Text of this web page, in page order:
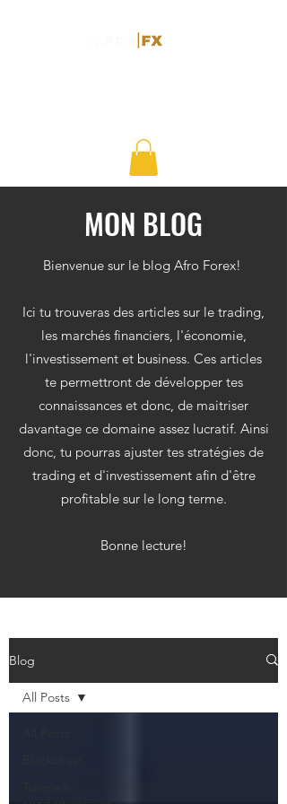
MON BLOG
Bienvenue sur le blog Afro Forex!
Ici tu trouveras des articles sur le trading,
les marchés financiers, l'économie,
l'investissement et business. Ces articles
te permettront de développer tes
connaissances et donc, de maitriser
davantage ce domaine assez lucratif. Ainsi
donc, tu pourras ajuster tes stratégies de
trading et d'investissement afin d'être
profitable sur le long terme.
Bonne lecture!
Blog
All Posts